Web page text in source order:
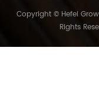
Copyright © Hefei
Rights